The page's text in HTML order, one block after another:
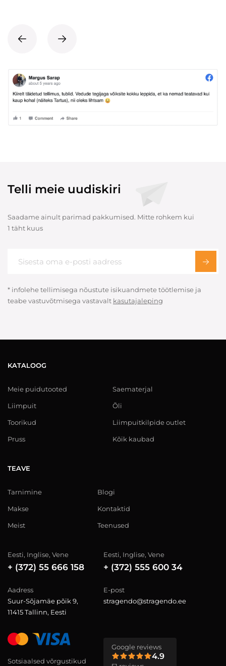
Telli meie uudiskiri
Saadame ainult parimad pakkumised. Mitte rohkem kui
1 täht kuus
* infolehe tellimisega nõustute isikuandmete töötlemise ja
teabe vastuvõtmisega vastavalt kasutajaleping
KATALOOG
Meie puidutooted
Liimpuit
Toorikud
Pruss
Saematerjal
Õli
Liimpuitkilpide outlet
Kõik kaubad
TEAVE
Tarnimine
Makse
Meist
Blogi
Kontaktid
Teenused
Eesti, Inglise, Vene
+ (372) 55 666 158
Eesti, Inglise, Vene
+ (372) 555 600 34
Aadress
Suur-Sõjamäe põik 9,
11415 Tallinn, Eesti
E-post
stragendo@stragendo.ee
Sotsiaalsed võrgustikud
Google reviews
4.9